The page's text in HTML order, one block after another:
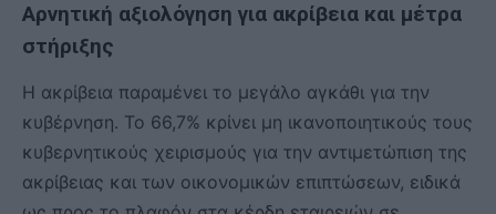
Αρνητική αξιολόγηση για ακρίβεια και μέτρα
στήριξης
Η ακρίβεια παραμένει το μεγάλο αγκάθι για την
κυβέρνηση. Το 66,7% κρίνει μη ικανοποιητικούς τους
κυβερνητικούς χειρισμούς για την αντιμετώπιση της
ακρίβειας και των οικονομικών επιπτώσεων, ειδικά